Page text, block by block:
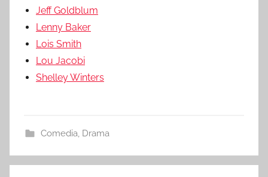
Jeff Goldblum
Lenny Baker
Lois Smith
Lou Jacobi
Shelley Winters
Comedia, Drama